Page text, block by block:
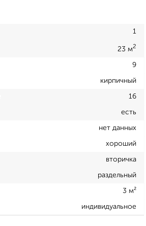
1
23 м2
9
кирпичный
16
есть
нет данных
хороший
вторичка
раздельный
3 м²
индивидуальное